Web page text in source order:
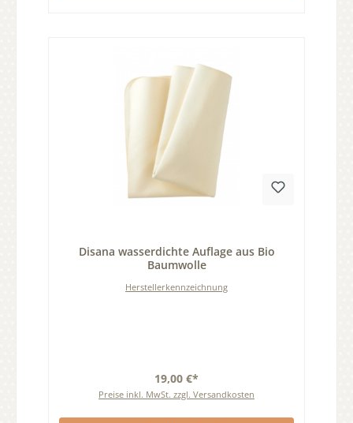
Disana wasserdichte Auflage aus Bio
Baumwolle
Herstellerkennzeichnung
19,00 €*
Preise inkl. MwSt. zzgl. Versandkosten